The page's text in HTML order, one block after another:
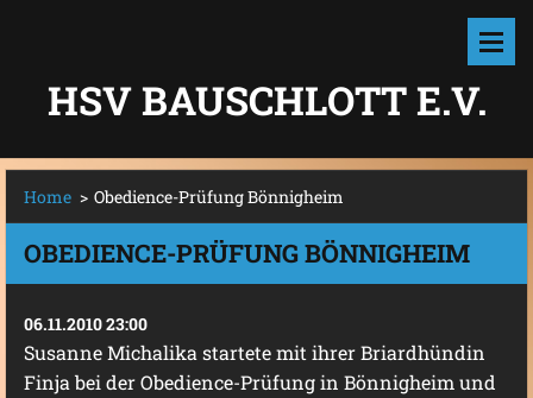
HSV BAUSCHLOTT E.V.
Home > Obedience-Prüfung Bönnigheim
OBEDIENCE-PRÜFUNG BÖNNIGHEIM
06.11.2010 23:00
Susanne Michalika startete mit ihrer Briardhündin
Finja bei der Obedience-Prüfung in Bönnigheim und